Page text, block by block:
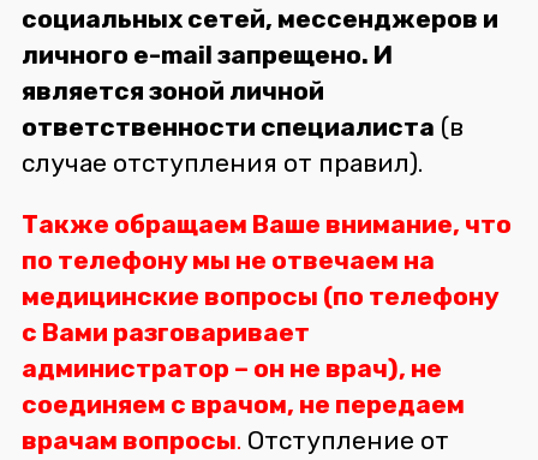
социальных сетей, мессенджеров и
личного e-mail запрещено. И
является зоной личной
ответственности специалиста (в
случае отступления от правил).
Также обращаем Ваше внимание, что
по телефону мы не отвечаем на
медицинские вопросы (по телефону
с Вами разговаривает
администратор – он не врач), не
соединяем с врачом, не передаем
врачам вопросы. Отступление от